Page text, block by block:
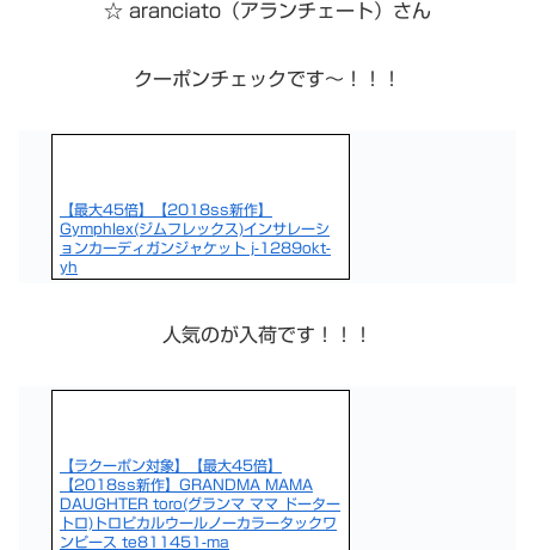
☆ aranciato（アランチェート）さん
クーポンチェックです〜！！！
【最大45倍】【2018ss新作】
Gymphlex(ジムフレックス)インサレーシ
ョンカーディガンジャケット j-1289okt-
yh
人気のが入荷です！！！
【ラクーポン対象】【最大45倍】
【2018ss新作】GRANDMA MAMA
DAUGHTER toro(グランマ ママ ドーター
トロ)トロピカルウールノーカラータックワ
ンピース te811451-ma